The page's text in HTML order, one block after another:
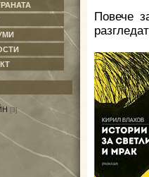
[3]
Повече